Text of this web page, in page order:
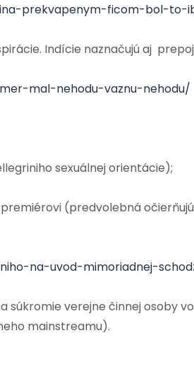
prekvapenym-ficom-bol-to-
Indície naznačujú aj
mal-nehodu-vaznu-nehodu/
sexuálnej orientácie);
(predvolebná
na-uvod-mimoriadnej-
súkromie verejne činnej osoby vo
mainstreamu).